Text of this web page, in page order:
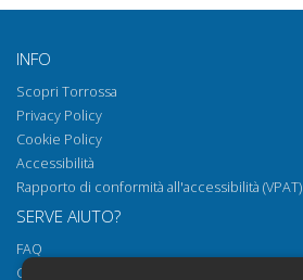
INFO
Scopri Torrossa
Privacy Policy
Cookie Policy
Accessibilità
Rapporto di conformità all'accessibilità (VPAT)
SERVE AIUTO?
FAQ
Come aprire i nostri documenti